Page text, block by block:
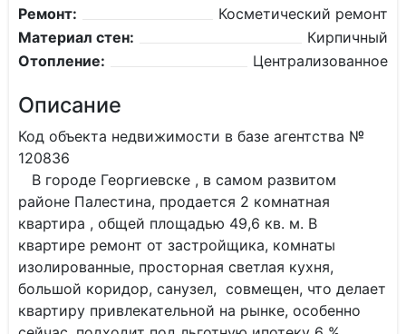
Ремонт:
Косметический ремонт
Материал стен:
Кирпичный
Отопление:
Централизованное
Описание
Код объекта недвижимости в базе агентства №
120836
В городе Георгиевске , в самом развитом
районе Палестина, продается 2 комнатная
квартира , общей площадью 49,6 кв. м. В
квартире ремонт от застройщика, комнаты
изолированные, просторная светлая кухня,
большой коридор, санузел, совмещен, что делает
квартиру привлекательной на рынке, особенно